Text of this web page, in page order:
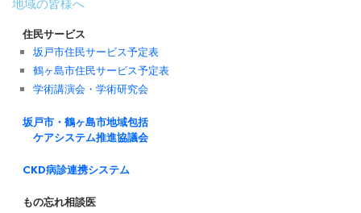
地域の皆様へ
住民サービス
坂戸市住民サービス予定表
鶴ヶ島市住民サービス予定表
学術講演会・学術研究会
坂戸市・鶴ヶ島市地域包括
ケアシステム推進協議会
CKD病診連携システム
もの忘れ相談医